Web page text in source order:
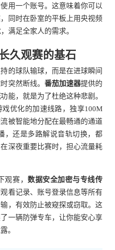
用一个账号。这意味着你可以
同时在卧室的平板上用央视频
满足全家人的需求。
久观赛的基石
的球队输球，而是在进球瞬间
突然断线。 番茄加速器提供的
功能，就是为了杜绝这种悲剧。
优化的加速线路，独享100M
被智能地分配在最畅通的通道
，还是多路解说音轨切换，都
深夜重要比赛时，担心流量耗
观赛，数据安全加密与专线传
看记录、账号登录信息等所有
，有效防止被窥探或窃取。这
一辆防弹专车，让你能安心享
。